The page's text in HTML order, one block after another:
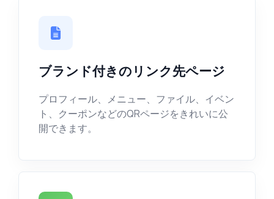
ブランド付きのリンク先ページ
プロフィール、メニュー、ファイル、イベン
ト、クーポンなどのQRページをきれいに公
開できます。